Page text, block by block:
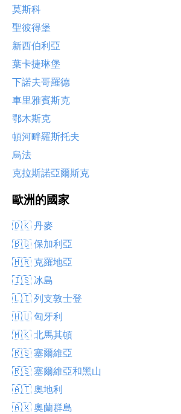
莫斯科
聖彼得堡
新西伯利亞
葉卡捷琳堡
下諾夫哥羅德
車里雅賓斯克
鄂木斯克
頓河畔羅斯托夫
烏法
克拉斯諾亞爾斯克
歐洲的國家
🇩🇰 丹麥
🇧🇬 保加利亞
🇭🇷 克羅地亞
🇮🇸 冰島
🇱🇮 列支敦士登
🇭🇺 匈牙利
🇲🇰 北馬其頓
🇷🇸 塞爾維亞
🇷🇸 塞爾維亞和黑山
🇦🇹 奧地利
🇦🇽 奧蘭群島